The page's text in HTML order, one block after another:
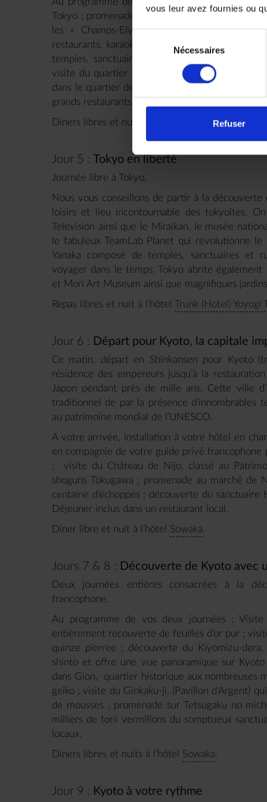
vous leur avez fournies ou
consentement
Nécessaires
Refuser
Tokyo ; promenade à Harajuku, temple de la
les « Champs-Elysées de Tokyo » ; visite
restaurants, karaokés et bars ; promenade dans
temples, sanctuaires, un zoo et un parc ;
visite du quartier d’Asakusa qui abrite Senjo-Ji
dans le quartier de Ginza, haut-lieu du shopping
grands restaurants. Déjeuners inclus dans des
Dîners libres et nuits à l’hôtel
Trunk (Hotel)
Jour 5 : Tokyo en liberté
Journée libre à Tokyo.
Nous vous conseillons de partir à la
loisirs et lieu incontournable des tokyoïtes.
Television ainsi que le Miraikan, le musée
le fabuleux TeamLab Planet qui révolutionne
Yanaka composé de temples, sanctuaires et
voyager dans le temps. Tokyo abrite
et Mori Art Museum ainsi que magnifiques
Repas libres et nuit à l’hôtel Trunk (Hotel) Yoyogi
Jour 6 : Départ pour Kyoto, la capitale
Ce matin, départ en Shinkansen pour Kyoto
résidence des empereurs jusqu’à la
Japon pendant près de mille ans. Cette ville
traditionnel de par la présence d’innombrables
au patrimoine mondial de l’UNESCO.
A votre arrivée, installation à votre hôtel en
en compagnie de votre guide privé
: visite du Château de Nijo, classé au
shoguns Tokugawa ; promenade au marché
centaine d’échoppes ; découverte du
Déjeuner inclus dans un restaurant local.
Dîner libre et nuit à l’hôtel Sowaka
Jours 7 & 8 : Découverte de Kyoto avec
Deux journées entières consacrées à la
francophone.
Au programme de vos deux journées : Visite
entièrement recouverte de feuilles d’or pur ;
quinze pierree ; découverte du Kiyomizu-
shinto et offre une vue panoramique sur
dans Gion, quartier historique aux nombreuses
geiko ; visite du Ginkaku-ji, (Pavillon d’Argent)
de mousses ; promenade sur Tetsugaku no
milliers de torii vermillons du somptueux
locaux.
Dîners libres et nuits à l’hôtel Sowaka
Jour 9 : Kyoto à votre rythme